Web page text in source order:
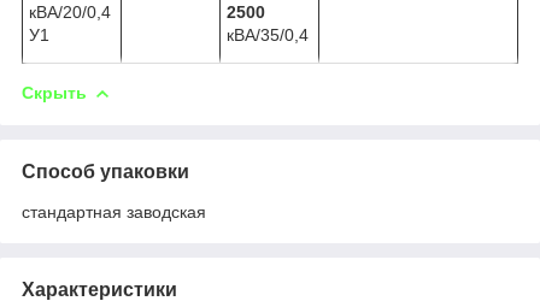
кВА/20/0,4
У1
2500
кВА/35/0,4
Скрыть
Способ упаковки
стандартная заводская
Характеристики